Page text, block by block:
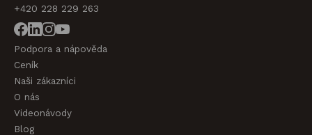
+420 228 229 263
Podpora a nápověda
Ceník
Naši zákazníci
O nás
Videonávody
Blog